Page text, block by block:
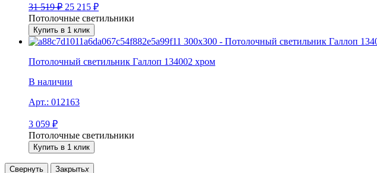
31 519₽ 25 215 ₽
Потолочные светильники
Купить в 1 клик
Потолочный светильник Галлоп 134002 хром
В наличии
Арт.: 012163
3 059 ₽
Потолочные светильники
Купить в 1 клик
Свернуть Закрытьx